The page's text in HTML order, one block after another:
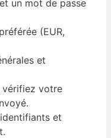
un mot de passe
(EUR,
et
vérifiez votre
et